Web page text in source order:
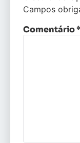
Campos
Comentário